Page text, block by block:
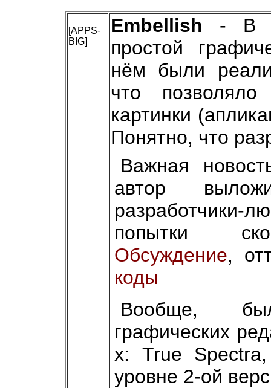
[APPS-
BIG]
Embellish - В
простой
нём были
что
картинки
Понятно, что
Важная
автор
разработчики-
попытки
Обсуждение,
коды
Вообще,
графических
х: True
уровне 2-ой